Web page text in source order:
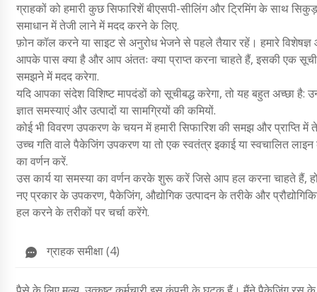
ग्राहकों को हमारी कुछ सिफारिशें बीएसपी-सीलिंग और ट्रिमिंग के साथ
समाधान में तेजी लाने में मदद करने के लिए.
फ़ोन कॉल करने या साइट से अनुरोध भेजने से पहले तैयार रहें। हमारे
आपके पास क्या है और आप अंततः क्या प्राप्त करना चाहते हैं, इसकी एक
समझने में मदद करेगा.
यदि आपका संदेश विशिष्ट मापदंडों को सूचीबद्ध करेगा, तो यह बहुत अच्छा
ज्ञात समस्याएं और उत्पादों या सामग्रियों की कमियों.
कोई भी विवरण उपकरण के चयन में हमारी सिफारिश की समझ और प्राप्ति में
उच्च गति वाले पैकेजिंग उपकरण या तो एक स्वतंत्र इकाई या स्वचालित
का वर्णन करें.
उस कार्य या समस्या का वर्णन करके शुरू करें जिसे आप हल करना चाहते हैं,
नए प्रकार के उपकरण, पैकेजिंग, औद्योगिक उत्पादन के तरीके और
हल करने के तरीकों पर चर्चा करेंगे.
ग्राहक समीक्षा (4)